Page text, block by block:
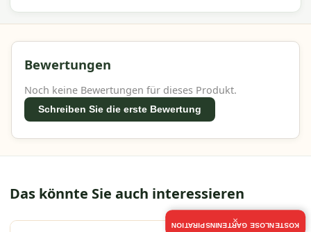
Bewertungen
Noch keine Bewertungen für dieses Produkt.
Schreiben Sie die erste Bewertung
Das könnte Sie auch interessieren
KOSTENLOSE GARTENINSPIRATION
×